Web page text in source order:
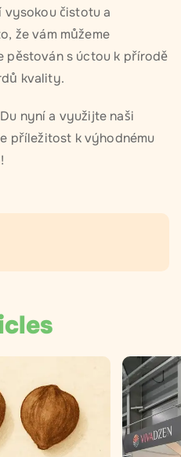
vysokou čistotu a
že vám můžeme
pěstován s úctou k přírodě
kvality.
nyní a využijte naši
příležitost k výhodnému